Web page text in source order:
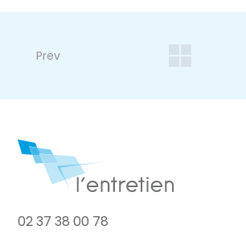
Prev
02 37 38 00 78